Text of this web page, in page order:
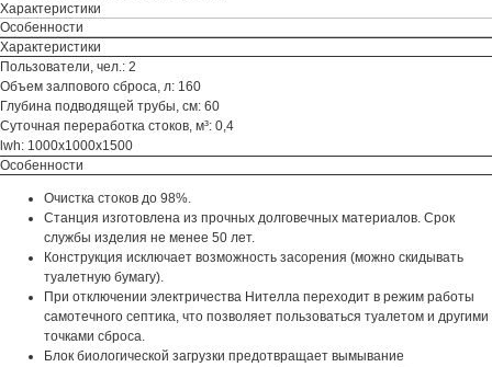
Характеристики
Особенности
Характеристики
Пользователи, чел.: 2
Объем залпового сброса, л: 160
Глубина подводящей трубы, см: 60
Суточная переработка стоков, м³: 0,4
lwh: 1000x1000x1500
Особенности
Очистка стоков до 98%.
Станция изготовлена из прочных долговечных материалов. Срок
службы изделия не менее 50 лет.
Конструкция исключает возможность засорения (можно скидывать
туалетную бумагу).
При отключении электричества Нителла переходит в режим работы
самотечного септика, что позволяет пользоваться туалетом и другими
точками сброса.
Блок биологической загрузки предотвращает вымывание